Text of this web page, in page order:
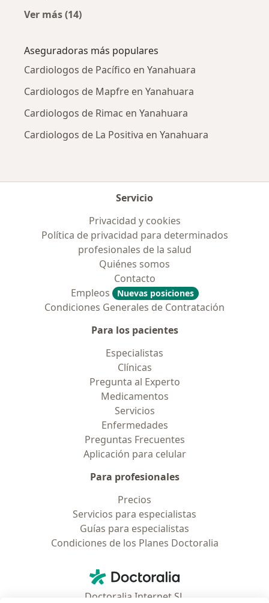
Ver más (14)
Aseguradoras más populares
Cardiologos de Pacífico en Yanahuara
Cardiologos de Mapfre en Yanahuara
Cardiologos de Rimac en Yanahuara
Cardiologos de La Positiva en Yanahuara
Servicio
Privacidad y cookies
Política de privacidad para determinados
profesionales de la salud
Quiénes somos
Contacto
Empleos
Nuevas posiciones
Condiciones Generales de Contratación
Para los pacientes
Especialistas
Clínicas
Pregunta al Experto
Medicamentos
Servicios
Enfermedades
Preguntas Frecuentes
Aplicación para celular
Para profesionales
Precios
Servicios para especialistas
Guías para especialistas
Condiciones de los Planes Doctoralia
Doctoralia - Página de inicio
Doctoralia Internet SL